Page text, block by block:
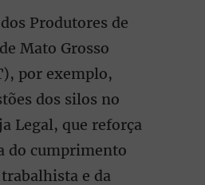
Produtores de
Mato Grosso
por exemplo,
dos silos no
Legal, que reforça
do cumprimento
e da